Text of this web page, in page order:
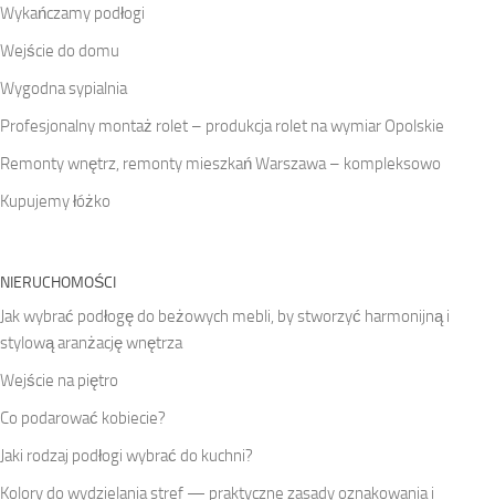
Wykańczamy podłogi
Wejście do domu
Wygodna sypialnia
Profesjonalny montaż rolet – produkcja rolet na wymiar Opolskie
Remonty wnętrz, remonty mieszkań Warszawa – kompleksowo
Kupujemy łóżko
NIERUCHOMOŚCI
Jak wybrać podłogę do beżowych mebli, by stworzyć harmonijną i
stylową aranżację wnętrza
Wejście na piętro
Co podarować kobiecie?
Jaki rodzaj podłogi wybrać do kuchni?
Kolory do wydzielania stref — praktyczne zasady oznakowania i